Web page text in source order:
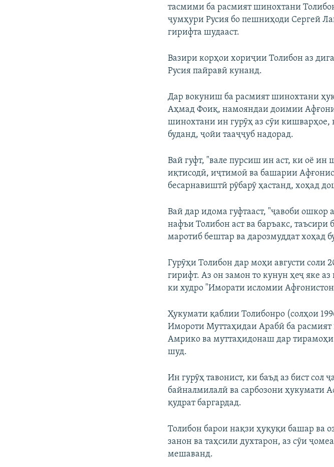
тасмими ба расмият шинохтани
ҷумҳури Русия бо пешниҳоди Сергей
гирифта шудааст.
Вазири корҳои хориҷии Толибон аз
Русия пайравӣ кунанд.
Дар вокуниш ба расмият шинохтани
Аҳмад Фоиқ, намояндаи доимии
шинохтани ин гурӯҳ аз сӯи
буданд, ҷойи тааҷҷуб надорад.
Вай гуфт, "вале пурсиш ин аст, ки оё ин
иқтисодӣ, иҷтимоӣ ва башарии
бесарнавиштӣ рӯбарӯ ҳастанд, хоҳад
Вай дар идома гуфтааст, "ҷавоби ошкор
нафъи Толибон аст ва баръакс,
маротиб бештар ва дарозмуддат хоҳад
Гурӯҳи Толибон дар моҳи августи соли
гирифт. Аз он замон то кунун ҳеҷ яке
ки худро "Иморати исломии
Ҳукумати қаблии Толибонро (солҳои
Имороти Муттаҳидаи Арабӣ ба
Амрико ва муттаҳидонаш дар тирамоҳи
шуд.
Ин гурӯҳ тавонист, ки баъд аз бист сол
байналмилалӣ ва сарбозони ҳукумати
қудрат баргардад.
Толибон барои нақзи ҳуқуқи башар ва
занон ва таҳсили духтарон, аз сӯи
мешаванд.